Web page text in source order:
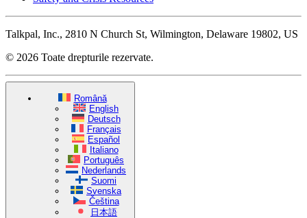
Talkpal, Inc., 2810 N Church St, Wilmington, Delaware 19802, US
© 2026 Toate drepturile rezervate.
Română
English
Deutsch
Français
Español
Italiano
Português
Nederlands
Suomi
Svenska
Čeština
日本語